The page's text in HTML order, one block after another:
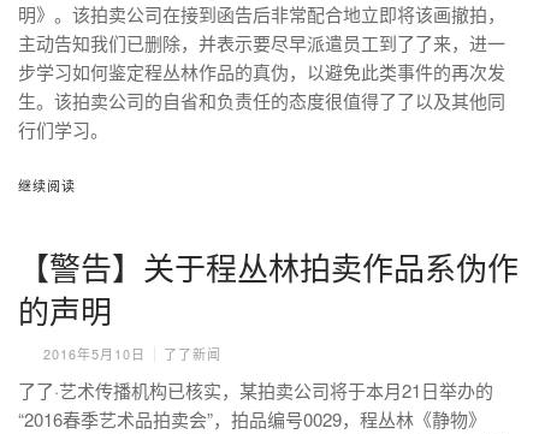
明》。该拍卖公司在接到函告后非常配合地立即将该画撤拍，
主动告知我们已删除，并表示要尽早派遣员工到了了来，进一
步学习如何鉴定程丛林作品的真伪，以避免此类事件的再次发
生。该拍卖公司的自省和负责任的态度很值得了了以及其他同
行们学习。
继续阅读
【警告】关于程丛林拍卖作品系伪作
的声明
2016年5月10日 了了新闻
了了·艺术传播机构已核实，某拍卖公司将于本月21日举办的
“2016春季艺术品拍卖会”，拍品编号0029，程丛林《静物》